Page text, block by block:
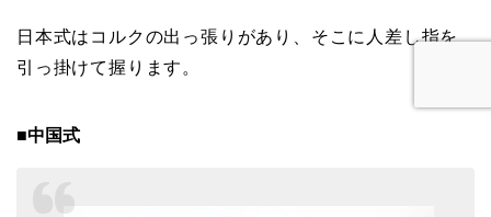
日本式はコルクの出っ張りがあり、そこに人差し指を
引っ掛けて握ります。
■中国式